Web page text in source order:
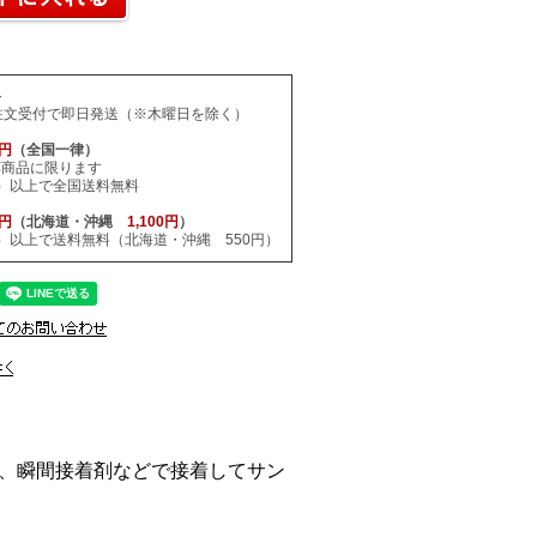
受付で即日発送（※木曜日を除く）
（全国一律）
品に限ります
以上で全国送料無料
（北海道・沖縄 1,100円 ）
以上で送料無料（北海道・沖縄 550円）
瞬間接着剤などで接着してサン